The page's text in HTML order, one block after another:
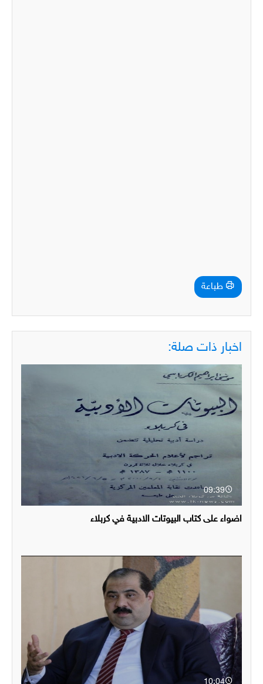
طباعة
اخبار ذات صلة:
09:39
اضواء على كتاب البيوتات الادبية في كربلاء
10:04